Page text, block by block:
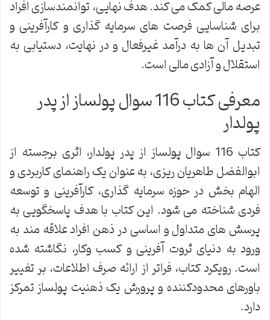
عرصه مالی کمک می کند. هدف نهایی، توانمندسازی افراد
برای شناسایی فرصت های سرمایه گذاری و کارآفرینی و
تبدیل آن ها به درآمد غیرفعال و در نهایت، دستیابی به
استقلال و آزادی مالی است.
معرفی کتاب 116 سوال پولساز از پدر
پولدار
کتاب 116 سوال پولساز از پدر پولدار، اثری برجسته از
ابوالفضل طاهریان ریزی، به عنوان یک راهنمای کاربردی و
الهام بخش در حوزه سرمایه گذاری، کارآفرینی و توسعه
فردی شناخته می شود. این کتاب با هدف پاسخگویی به
پرسش های متداول و اساسی در ذهن افراد علاقه مند به
ورود به دنیای ثروت آفرینی و کسب وکار، نگاشته شده
است. رویکرد کتاب، فراتر از ارائه صرف اطلاعات، بر تغییر
باورهای محدودکننده و پرورش یک ذهنیت پولساز تمرکز
دارد.